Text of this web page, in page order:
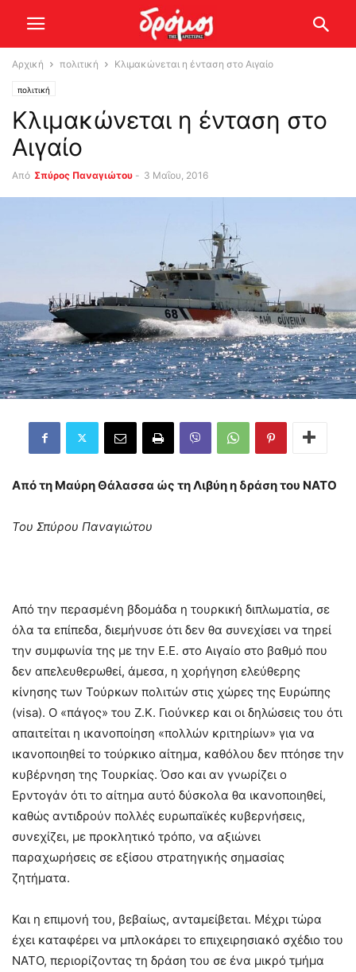
Αρχική πολιτική Κλιμακώνεται η ένταση στο Αιγαίο
πολιτική
Κλιμακώνεται η ένταση στο
Αιγαίο
Από Σπύρος Παναγιώτου - 3 Μαΐου, 2016
Από τη Μαύρη Θάλασσα ώς τη Λιβύη η δράση του ΝΑΤΟ
Του Σπύρου Παναγιώτου
Από την περασμένη βδομάδα η τουρκική διπλωματία, σε
όλα τα επίπεδα, διεμήνυσε ότι δεν θα συνεχίσει να τηρεί
την συμφωνία της με την Ε.Ε. στο Αιγαίο στο βαθμό που
δεν απελευθερωθεί, άμεσα, η χορήγηση ελεύθερης
κίνησης των Τούρκων πολιτών στις χώρες της Ευρώπης
(visa). Ο «πάγος» του Ζ.Κ. Γιούνκερ και οι δηλώσεις του ότι
απαιτείται η ικανοποίηση «πολλών κριτηρίων» για να
ικανοποιηθεί το τούρκικο αίτημα, καθόλου δεν πτόησε την
κυβέρνηση της Τουρκίας. Όσο και αν γνωρίζει ο
Ερντογάν ότι το αίτημα αυτό δύσκολα θα ικανοποιηθεί,
καθώς αντιδρούν πολλές ευρωπαϊκές κυβερνήσεις,
συνεχίζει, με προκλητικό τρόπο, να αξιώνει
παραχωρήσεις σε εξίσου στρατηγικής σημασίας
ζητήματα.
Και η επιμονή του, βεβαίως, ανταμείβεται. Μέχρι τώρα
έχει καταφέρει να μπλοκάρει το επιχειρησιακό σχέδιο του
ΝΑΤΟ, περιορίζοντας τη δράση του σε ένα μικρό τμήμα